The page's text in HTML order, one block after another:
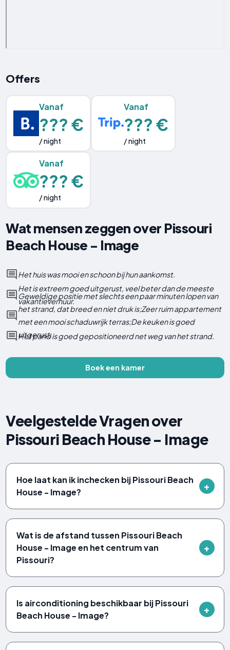
Offers
Vanaf
??? €
/ night
Vanaf
??? €
/ night
Vanaf
??? €
/ night
Wat mensen zeggen over Pissouri
Beach House - Image
Het huis was mooi en schoon bij hun aankomst.
Het is extreem goed uitgerust, veel beter dan de meeste
vakantieverhuur.
Geweldige positie met slechts een paar minuten lopen van
het strand, dat breed en niet druk is;Zeer ruim appartement
met een mooi schaduwrijk terras;De keuken is goed
uitgerust.
Het pand is goed gepositioneerd net weg van het strand.
Boek een kamer
Veelgestelde Vragen over
Pissouri Beach House - Image
Hoe laat kan ik inchecken bij Pissouri Beach
House - Image?
Wat is de afstand tussen Pissouri Beach
House - Image en het centrum van
Pissouri?
Is airconditioning beschikbaar bij Pissouri
Beach House - Image?